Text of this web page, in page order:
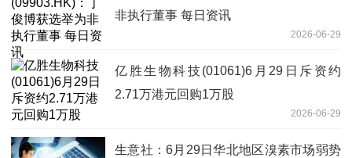
非执行董事 每日资讯
2026-06-29
亿胜生物科技(01061)6月29日斥资约
2.71万港元回购1万股
2026-06-29
生意社：6月29日华北地区溴素市场弱势